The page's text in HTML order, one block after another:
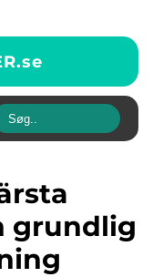
se
grundlig